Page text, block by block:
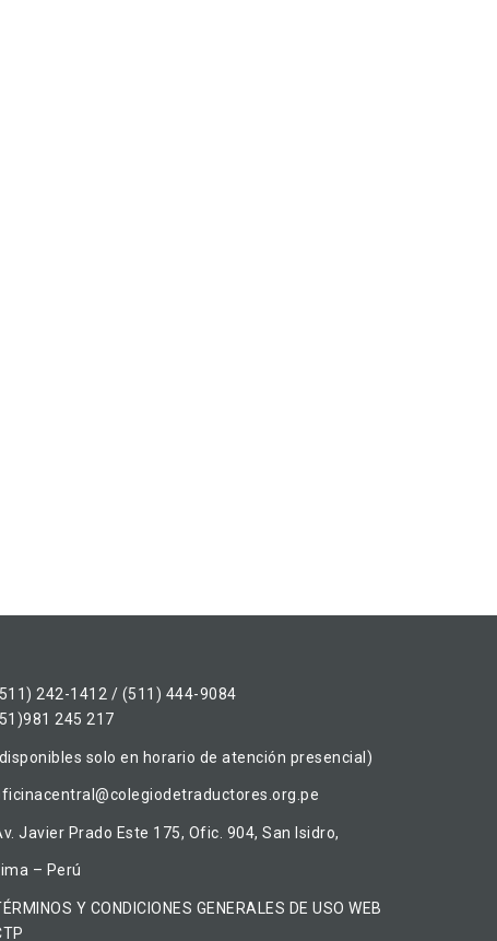
242-1412 / (511) 444-9084
245 217
solo en horario de atención presencial)
Javier Prado Este 175, Ofic. 904, San Isidro,
Lima – Perú
Y CONDICIONES GENERALES DE USO WEB